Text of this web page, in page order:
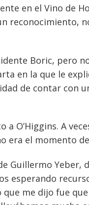
en el Vino de
reconocimiento,
Boric, pero
en la que le
de contar con
a O’Higgins. A
era el momento
Guillermo Yeber,
esperando
me dijo fue